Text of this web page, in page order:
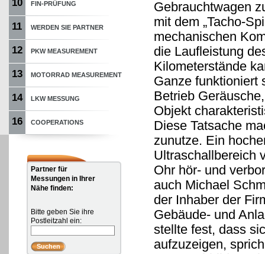
10 FIN-PRÜFUNG
11 WERDEN SIE PARTNER
12 PKW MEASUREMENT
13 MOTORRAD MEASUREMENT
14 LKW MESSUNG
16 COOPERATIONS
Partner für
Messungen in Ihrer
Nähe finden:
Bitte geben Sie ihre
Postleitzahl ein:
Gebrauchtwagen
mit dem „Tacho-
mechanischen
die Laufleistung
Kilometerstände
Ganze funktioniert
Betrieb
Objekt
Diese Tatsache
zunutze. Ein
Ultraschallbereich
Ohr hör- und
auch Michael
der Inhaber der
Gebäude- und
stellte fest, dass
aufzuzeigen,